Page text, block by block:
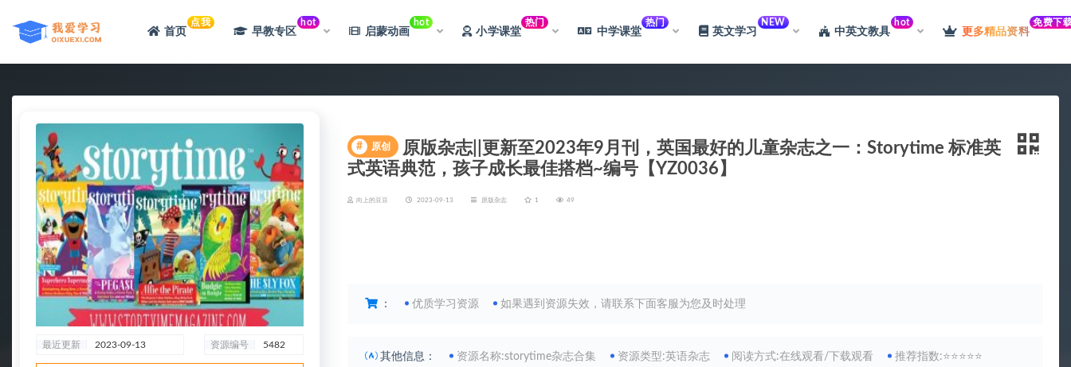
首页
点我
早教专区
hot
启蒙动画
hot
小学课堂
热门
中学课堂
热门
英文学习
NEW
中英文教具
hot
更多精品资料
免费下
最近更新 2023-09-13 资源编号 5482
# 原创
原版杂志||更新至2023年9月刊，英国最好的儿童杂志之一：Storytime 标准英
式英语典范，孩子成长最佳搭档~编号【YZ0036】
向上的豆豆 2023-09-13 原版杂志 1 49
： 优质学习资源 如果遇到资源失效，请联系下面客服为您及时处理
其他信息： 资源名称:storytime杂志合集 资源类型:英语杂志 阅读方式:在线观看/下载观看 推荐指数:⭐⭐⭐⭐⭐